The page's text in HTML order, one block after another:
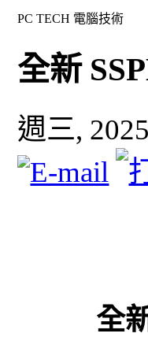
PC TECH 電腦技術
全新
週三,
全